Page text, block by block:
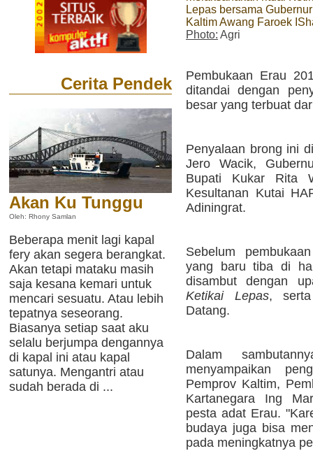
Cerita Pendek
Akan Ku Tunggu
Oleh: Rhony Samlan
Beberapa menit lagi kapal
fery akan segera berangkat.
Akan tetapi mataku masih
saja kesana kemari untuk
mencari sesuatu. Atau lebih
tepatnya seseorang.
Biasanya setiap saat aku
selalu berjumpa dengannya
di kapal ini atau kapal
satunya. Mengantri atau
sudah berada di ...
Lepas bersama Gubernur
Kaltim Awang Faroek
Photo: Agri
Pembukaan Erau
ditandai dengan
besar yang terbuat
Penyalaan brong ini
Jero Wacik,
Bupati Kukar Rita
Kesultanan Kutai
Adiningrat.
Sebelum
yang baru tiba di
disambut dengan
Ketikai Lepas,
Datang.
Dalam
menyampaikan
Pemprov Kaltim,
Kartanegara Ing
pesta adat Erau.
budaya juga bisa
pada meningkatnya